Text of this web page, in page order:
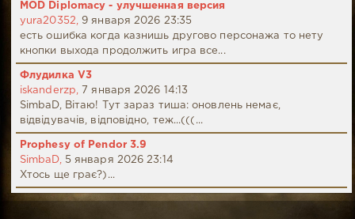
MOD Diplomacy - улучшенная версия
yura20352, 9 января 2026 23:35
есть ошибка когда казнишь другово персонажа то нету
кнопки выхода продолжить игра все...
Флудилка V3
iskanderzp, 7 января 2026 14:13
SimbaD, Вітаю! Тут зараз тиша: оновлень немає,
відвідувачів, відповідно, теж...(((...
Prophesy of Pendor 3.9
SimbaD, 5 января 2026 23:14
Хтось ще грає?)...